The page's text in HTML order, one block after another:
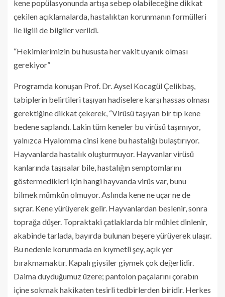
kene popülasyonunda artışa sebep olabileceğine dikkat
çekilen açıklamalarda, hastalıktan korunmanın formülleri
ile ilgili de bilgiler verildi.
“Hekimlerimizin bu hususta her vakit uyanık olması
gerekiyor”
Programda konuşan Prof. Dr. Aysel Kocagül Çelikbaş,
tabiplerin belirtileri taşıyan hadiselere karşı hassas olması
gerektiğine dikkat çekerek, “Virüsü taşıyan bir tıp kene
bedene saplandı. Lakin tüm keneler bu virüsü taşımıyor,
yalnızca Hyalomma cinsi kene bu hastalığı bulaştırıyor.
Hayvanlarda hastalık oluşturmuyor. Hayvanlar virüsü
kanlarında taşısalar bile, hastalığın semptomlarını
göstermedikleri için hangi hayvanda virüs var, bunu
bilmek mümkün olmuyor. Aslında kene ne uçar ne de
sıçrar. Kene yürüyerek gelir. Hayvanlardan beslenir, sonra
toprağa düşer. Topraktaki çatlaklarda bir mühlet dinlenir,
akabinde tarlada, bayırda bulunan beşere yürüyerek ulaşır.
Bu nedenle korunmada en kıymetli şey, açık yer
bırakmamaktır. Kapalı giysiler giymek çok değerlidir.
Daima duyduğumuz üzere; pantolon paçalarını çorabın
içine sokmak hakikaten tesirli tedbirlerden biridir. Herkes